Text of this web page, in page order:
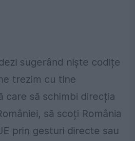
sugerând niște codițe
trezim cu tine
care să schimbi direcția
să scoți România
prin gesturi directe sau